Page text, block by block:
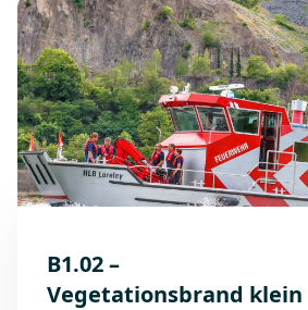
B1.02 –
Vegetationsbrand klein